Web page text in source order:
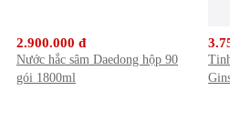
2.900.000 đ
Nước hắc sâm Daedong hộp 90
gói 1800ml